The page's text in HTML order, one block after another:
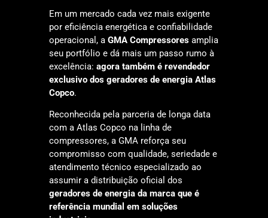
Em um mercado cada vez mais exigente
por eficiência energética e confiabilidade
operacional, a GMA Compressoresamplia
seu portfólio e dá mais um passo rumo à
excelência: agora também é revendedor
exclusivo dos geradores de energia Atlas
Copco.
Reconhecida pela parceria de longa data
com a Atlas Copco na linha de
compressores, a GMA reforça seu
compromisso com qualidade, seriedade e
atendimento técnico especializado ao
assumir a distribuição oficial dos
geradores de energia da marca que é
referência mundial em soluções